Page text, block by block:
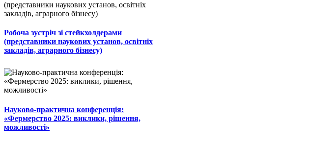
Робоча зустріч зі стейкхолдерами
(представники наукових установ, освітніх
закладів, аграрного бізнесу)
Науково-практична конференція:
«Фермерство 2025: виклики, рішення,
можливості»